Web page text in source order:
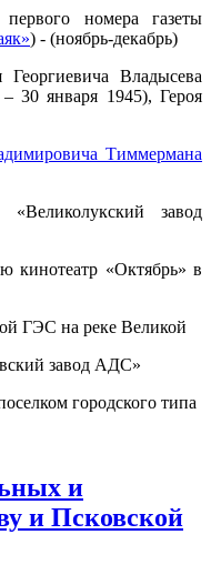
номера газеты
) - (ноябрь-декабрь)
Владысева
30 января 1945), Героя
Тиммермана
завод
кинотеатр «Октябрь» в
ГЭС на реке Великой
завод АДС»
городского типа
и
и Псковской